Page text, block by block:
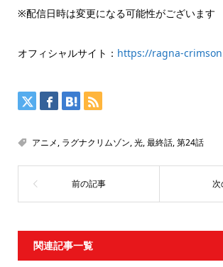
※配信日時は変更になる可能性がございます
オフィシャルサイト： https://ragna-
アニメ, ラグナクリムゾン,光,最終話,第24話
関連記事一覧